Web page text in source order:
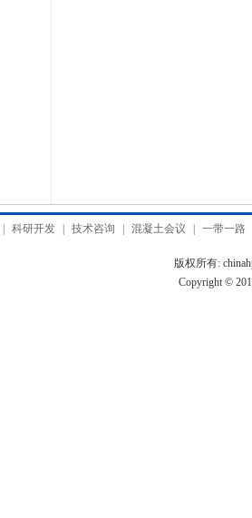
科研开发 技术咨询 混凝土会议 一带一路
版权所有:
Copyright ©